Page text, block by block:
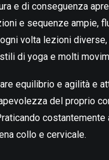
e di conseguenza
e sequenze ampie,
volta lezioni
di yoga e molti
equilibrio e agilità e
del proprio
costantemente
collo e cervicale.